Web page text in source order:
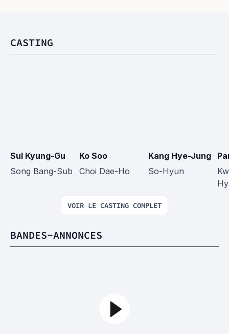
CASTING
Sul Kyung-Gu
Song Bang-Sub
Ko Soo
Choi Dae-Ho
Kang Hye-Jung
So-Hyun
VOIR LE CASTING COMPLET
BANDES-ANNONCES